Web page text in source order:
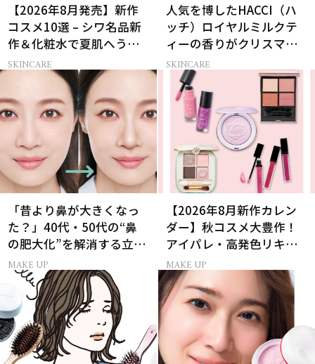
【2026年8月発売】新作
コスメ10選 – シワ名品新
作＆化粧水で夏肌へうる
おいチャージ
SKINCARE
人気を博したHACCI（ハ
ッチ）ロイヤルミルクテ
ィーの香りがクリスマス
に向けて限定セットで復
刻！
SKINCARE
「昔より鼻が大きくなっ
た？」40代・50代の“鼻
の肥大化”を解消する立体
小鼻メイク
MAKE UP
【2026年8月新作カレン
ダー】秋コスメ大豊作！
アイパレ・高発色リキッ
ドリップ・チーク
MAKE UP